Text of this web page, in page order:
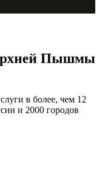
Пышмы
в более, чем 12
и 2000 городов